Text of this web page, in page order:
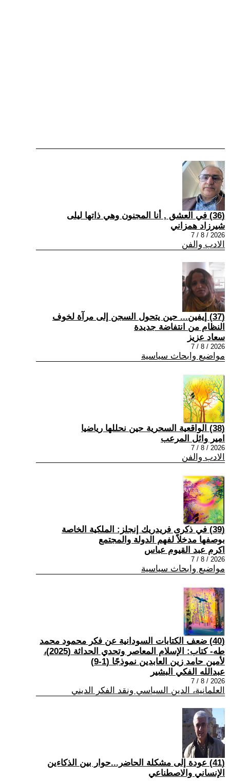
(36) في العشق , أنا المجنون وهي ذاتها ليلى
شيرزاد همزاني
2026 / 8 / 7
الادب والفن
(37) إيفين... حين يتحول السجن إلى مرآة لخوف
النظام من انتفاضة جديدة
سعاد عزيز
2026 / 8 / 7
مواضيع وابحاث سياسية
(38) الواقعية السحرية حين نحللها رياضيا
امير وائل المرعب
2026 / 8 / 7
الادب والفن
(39) في ذكرى فريدريك إنجلز: الملكية الخاصة
بوصفها مدخلاً لفهم الدولة والمجتمع
اكرم عبد القيوم عباس
2026 / 8 / 7
مواضيع وابحاث سياسية
(40) ضعف الكتابات السودانية عن فكر محمود محمد
طه- كتاب: الإسلام المعاصر وتحدي الحداثة (2025)،
لأمين حامد زين العابدين نموذجًا (1-9)
عبدالله الفكي البشير
2026 / 8 / 7
العلمانية، الدين السياسي ونقد الفكر الديني
(41) عودة إلى مشكلة الحاضر...حوار بين الذكاءين
الإنساني والاصطناعي